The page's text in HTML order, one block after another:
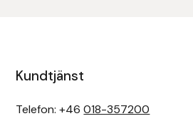
Kundtjänst
Telefon: +46018-357200